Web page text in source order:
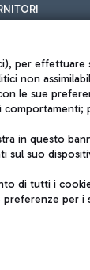
per
non
le sue
in questo
suo
di tutti i
per i